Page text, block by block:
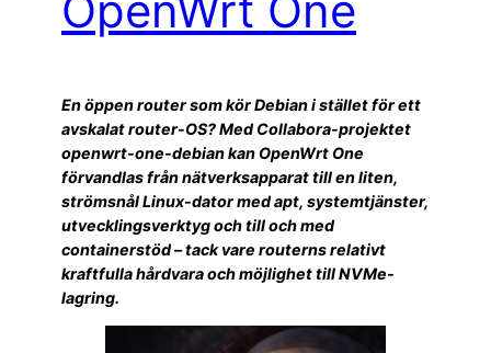
En öppen router som kör Debian i stället för ett
avskalat router-OS? Med Collabora-projektet
openwrt-one-debian kan OpenWrt One
förvandlas från nätverksapparat till en liten,
strömsnål Linux-dator med apt, systemtjänster,
utvecklingsverktyg och till och med
containerstöd – tack vare routerns relativt
kraftfulla hårdvara och möjlighet till NVMe-
lagring.